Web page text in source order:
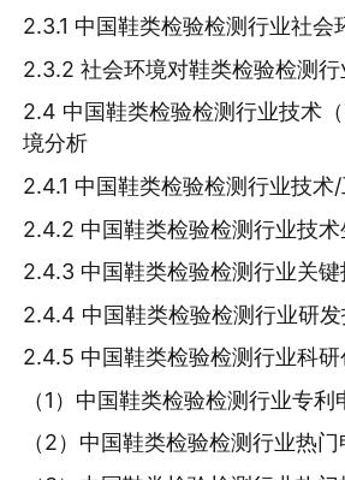
2.3.1 中国鞋类检验检测行业社会
2.3.2 社会环境对鞋类检验检测
2.4 中国鞋类检验检测行业技术
境分析
2.4.1 中国鞋类检验检测行业技术
2.4.2 中国鞋类检验检测行业技术
2.4.3 中国鞋类检验检测行业关
2.4.4 中国鞋类检验检测行业研
2.4.5 中国鞋类检验检测行业科研
（1）中国鞋类检验检测行业专利
（2）中国鞋类检验检测行业热门